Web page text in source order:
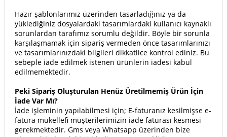
Hazır şablonlarımız üzerinden tasarladığınız ya da
yüklediğiniz dosyalardaki tasarımlardaki kullanıcı kaynaklı
sorunlardan tarafımız sorumlu değildir. Böyle bir sorunla
karşılaşmamak için sipariş vermeden önce tasarımlarınızı
ve tasarımlarınızdaki bilgileri dikkatlice kontrol ediniz. Bu
sebeple iade edilmek istenen ürünlerin iadesi kabul
edilmemektedir.
Peki Sipariş Oluşturulan Henüz Üretilmemiş Ürün İçin
İade Var Mı?
İade işleminin yapılabilmesi için; E-faturanız kesilmişse e-
fatura mükellefi müşterilerimizin iade faturası kesmesi
gerekmektedir. Gms veya Whatsapp üzerinden bize